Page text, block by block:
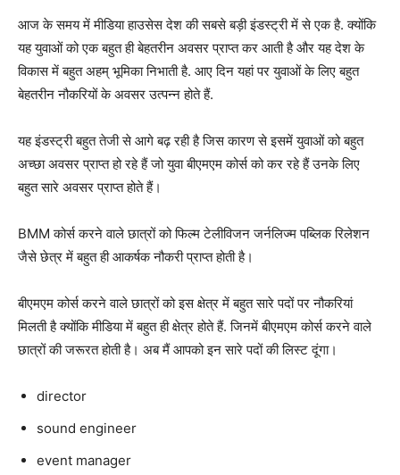
आज के समय में मीडिया हाउसेस देश की सबसे बड़ी इंडस्ट्री में से एक है. क्योंकि
यह युवाओं को एक बहुत ही बेहतरीन अवसर प्राप्त कर आती है और यह देश के
विकास में बहुत अहम् भूमिका निभाती है. आए दिन यहां पर युवाओं के लिए बहुत
बेहतरीन नौकरियों के अवसर उत्पन्न होते हैं.
यह इंडस्ट्री बहुत तेजी से आगे बढ़ रही है जिस कारण से इसमें युवाओं को बहुत
अच्छा अवसर प्राप्त हो रहे हैं जो युवा बीएमएम कोर्स को कर रहे हैं उनके लिए
बहुत सारे अवसर प्राप्त होते हैं।
BMM कोर्स करने वाले छात्रों को फिल्म टेलीविजन जर्नलिज्म पब्लिक रिलेशन
जैसे छेत्र में बहुत ही आकर्षक नौकरी प्राप्त होती है।
बीएमएम कोर्स करने वाले छात्रों को इस क्षेत्र में बहुत सारे पदों पर नौकरियां
मिलती है क्योंकि मीडिया में बहुत ही क्षेत्र होते हैं. जिनमें बीएमएम कोर्स करने वाले
छात्रों की जरूरत होती है। अब मैं आपको इन सारे पदों की लिस्ट दूंगा।
director
sound engineer
event manager